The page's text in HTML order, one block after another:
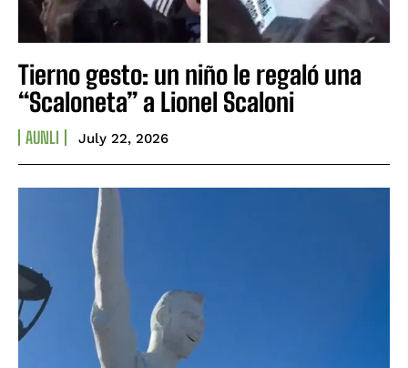
Tierno gesto: un niño le regaló una
“Scaloneta” a Lionel Scaloni
AUNLI July 22, 2026